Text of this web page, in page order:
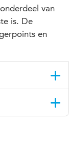
van
is. De
en
en de functie
structuren en
technieken